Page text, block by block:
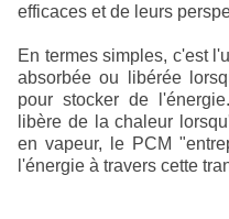
efficaces et de leurs
En termes simples, c'est
absorbée ou libérée
pour stocker de
libère de la chaleur
en vapeur, le PCM
l'énergie à travers cette